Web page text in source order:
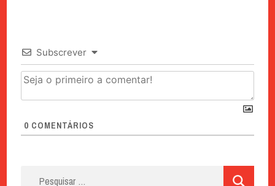
Subscrever
0 COMENTÁRIOS